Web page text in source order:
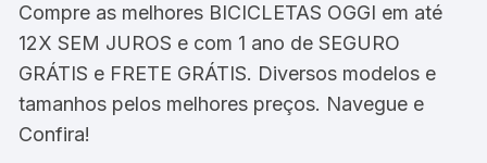
Compre as melhores BICICLETAS OGGI em até
12X SEM JUROS e com 1 ano de SEGURO
GRÁTIS e FRETE GRÁTIS. Diversos modelos e
tamanhos pelos melhores preços. Navegue e
Confira!